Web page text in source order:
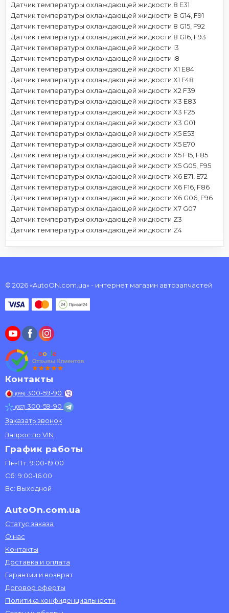
Датчик температуры охлаждающей жидкости 8 E31
Датчик температуры охлаждающей жидкости 8 G14, F91
Датчик температуры охлаждающей жидкости 8 G15, F92
Датчик температуры охлаждающей жидкости 8 G16, F93
Датчик температуры охлаждающей жидкости i3
Датчик температуры охлаждающей жидкости i8
Датчик температуры охлаждающей жидкости X1 E84
Датчик температуры охлаждающей жидкости X1 F48
Датчик температуры охлаждающей жидкости X2 F39
Датчик температуры охлаждающей жидкости X3 E83
Датчик температуры охлаждающей жидкости X3 F25
Датчик температуры охлаждающей жидкости X3 G01
Датчик температуры охлаждающей жидкости X5 E53
Датчик температуры охлаждающей жидкости X5 E70
Датчик температуры охлаждающей жидкости X5 F15, F85
Датчик температуры охлаждающей жидкости X5 G05, F95
Датчик температуры охлаждающей жидкости X6 E71, E72
Датчик температуры охлаждающей жидкости X6 F16, F86
Датчик температуры охлаждающей жидкости X6 G06, F96
Датчик температуры охлаждающей жидкости X7 G07
Датчик температуры охлаждающей жидкости Z3
Датчик температуры охлаждающей жидкости Z4
© 2026 «AutoON.com.ua» - интернет магазин автозапчастей
Контакты
(099) 300-59-90
(067) 300-59-90
Заказать звонок
Запрос по VIN
График работы
Пн-Пт: 9:00-19:00
Сб: 9:00-16:00
Вс: Выходной
AutoOn.com.ua
Статус заказа
О нас
Контакты
Доставка и оплата
Гарантии и возврат
Договор оферты
Политика конфиденциальности